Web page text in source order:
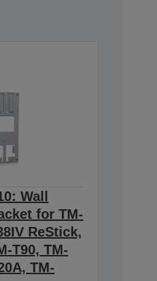
Wall
for TM-
ReStick,
T90, TM-
TM-